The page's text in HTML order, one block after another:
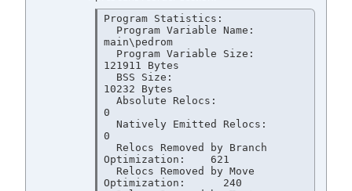
Program Statistics:
main\pedrom
121911 Bytes
10232 Bytes
0
0
Optimization:    621
Optimization:      240